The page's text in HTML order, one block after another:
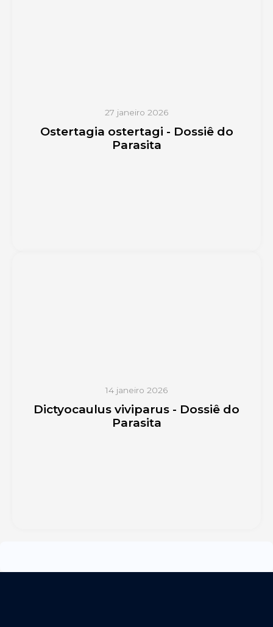
27 janeiro 2026
Ostertagia ostertagi - Dossiê do
Parasita
14 janeiro 2026
Dictyocaulus viviparus - Dossiê do
Parasita